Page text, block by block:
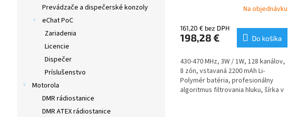
Prevádzače a dispečerské konzoly
eChat PoC
Zariadenia
Licencie
Dispečer
Príslušenstvo
Motorola
DMR rádiostanice
DMR ATEX rádiostanice
produktu
je
z
5
hviezdičiek.
Na objednávku
161,20 € bez DPH
198,28 € Do košíka
430-470 MHz, 3W / 1W, 128 kanálov,
8 zón, vstavaná 2200 mAh Li-
Polymér batéria, profesionálny
algoritmus filtrovania hluku, šírka v